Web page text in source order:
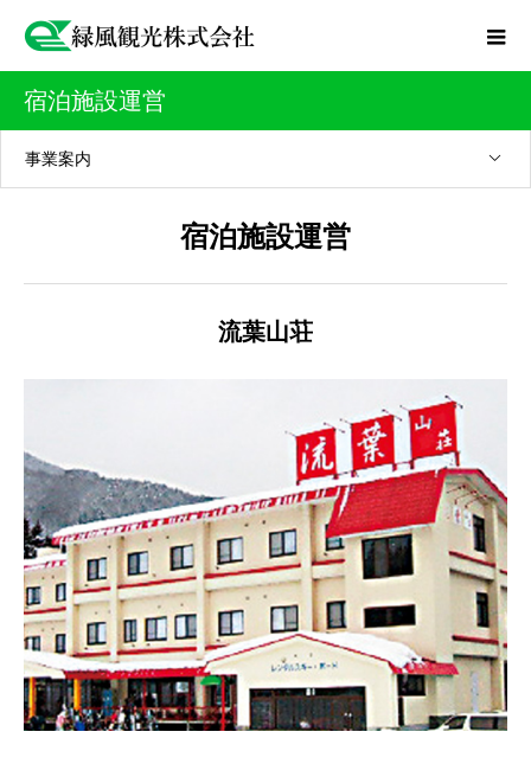
宿泊施設運営
事業案内
宿泊施設運営
流葉山荘